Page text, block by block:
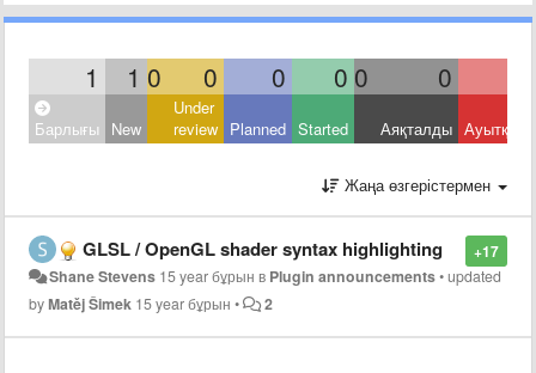
1 1 0 0 0 0 0 0
Барлығы New
Under
review Planned Started Аяқталды
Жаңа өзгерістермен
+17
GLSL / OpenGL shader syntax highlighting
Shane Stevens 15 year бұрын в Plugin announcements•updated
byMatěj Šimek 15 year бұрын • 2